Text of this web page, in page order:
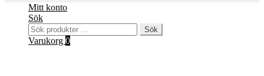
Mitt konto
Sök
Sök
efter:
Sök
Varukorg 0